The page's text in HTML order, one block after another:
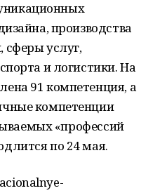
производства
сферы услуг,
и логистики. На
91 компетенция, а
компетенции
«профессий
по 24 мая.